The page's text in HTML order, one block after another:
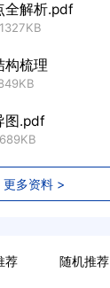
全解析.pdf
构梳理
图.pdf
更多资料 >
荐 随机推荐